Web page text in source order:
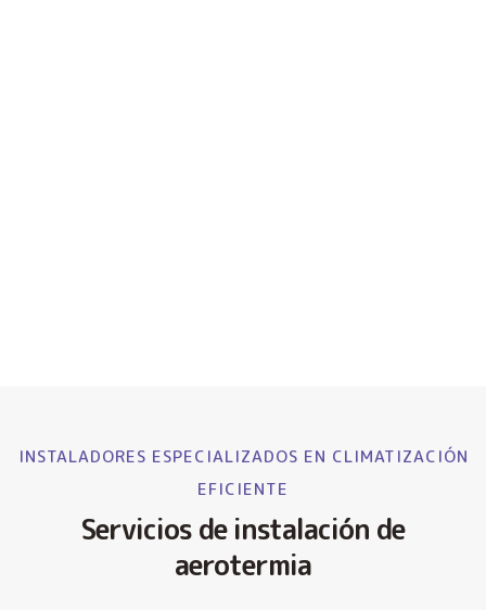
INSTALADORES ESPECIALIZADOS EN CLIMATIZACIÓN
EFICIENTE
Servicios de instalación de
aerotermia